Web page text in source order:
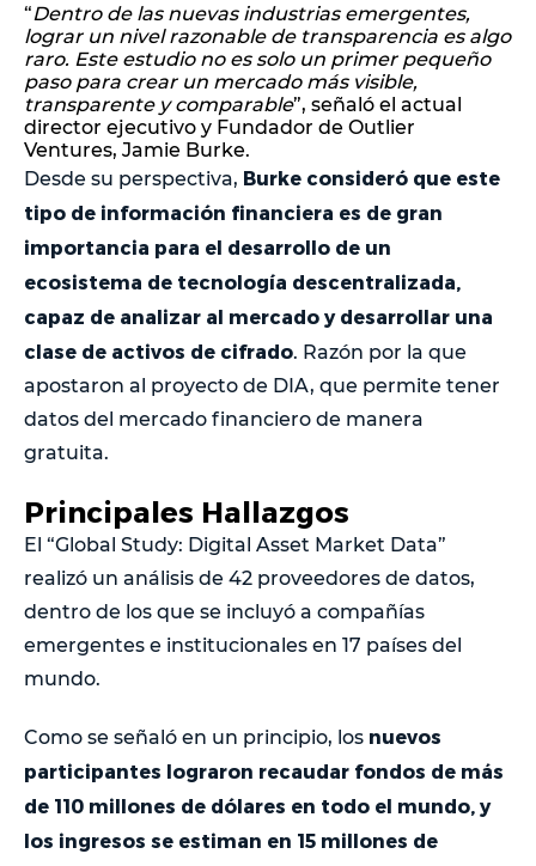
“Dentro de las nuevas industrias emergentes,
lograr un nivel razonable de transparencia es algo
raro. Este estudio no es solo un primer pequeño
paso para crear un mercado más visible,
transparente y comparable”, señaló el actual
director ejecutivo y Fundador de Outlier
Ventures, Jamie Burke.
Desde su perspectiva, Burke consideró que este
tipo de información financiera es de gran
importancia para el desarrollo de un
ecosistema de tecnología descentralizada,
capaz de analizar al mercado y desarrollar una
clase de activos de cifrado. Razón por la que
apostaron al proyecto de DIA, que permite tener
datos del mercado financiero de manera
gratuita.
Principales Hallazgos
El “Global Study: Digital Asset Market Data”
realizó un análisis de 42 proveedores de datos,
dentro de los que se incluyó a compañías
emergentes e institucionales en 17 países del
mundo.
Como se señaló en un principio, los nuevos
participantes lograron recaudar fondos de más
de 110 millones de dólares en todo el mundo, y
los ingresos se estiman en 15 millones de